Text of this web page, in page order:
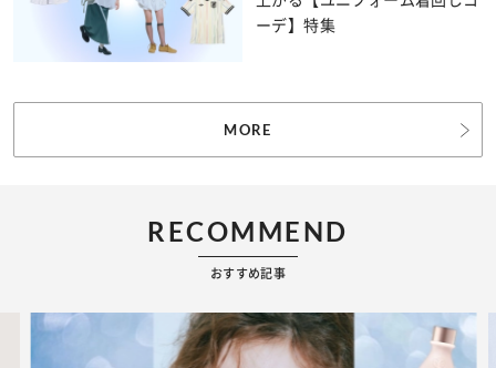
ーデ】特集
MORE
RECOMMEND
おすすめ記事